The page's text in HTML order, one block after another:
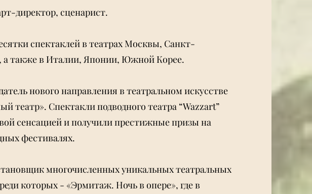
директор, сценарист.
спектаклей в театрах Москвы, Санкт-
а также в Италии, Японии, Южной Корее.
нового направления в театральном искусстве
театр». Спектакли подводного театра “Wazzart”
сенсацией и получили престижные призы на
фестивалях.
многочисленных уникальных театральных
которых - «Эрмитаж. Ночь в опере», где в